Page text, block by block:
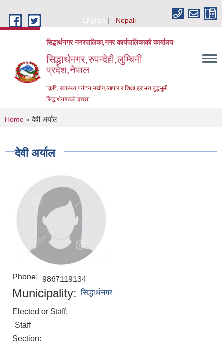
English
Nepali
सिद्धार्थनगर नगरपालिका,नगर कार्यपालिकाको कार्यालय
सिद्धार्थनगर,रुपन्देही,लुम्बिनी
प्रदेश,नेपाल
"कृषि, स्वास्थ्य,पर्यटन,उद्योग,व्यापार र शिक्षा,हराभरा बुद्धभूमी
सिद्धार्थनगरको इच्छा"
You are here
Home » देवी अर्याल
देवी अर्याल
Phone: 9867119134
Municipality: सिद्धार्थनगर
Elected or Staff:
Staff
Section: